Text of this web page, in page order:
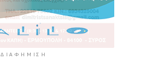
ΔΙΑΦΉΜΙΣΗ